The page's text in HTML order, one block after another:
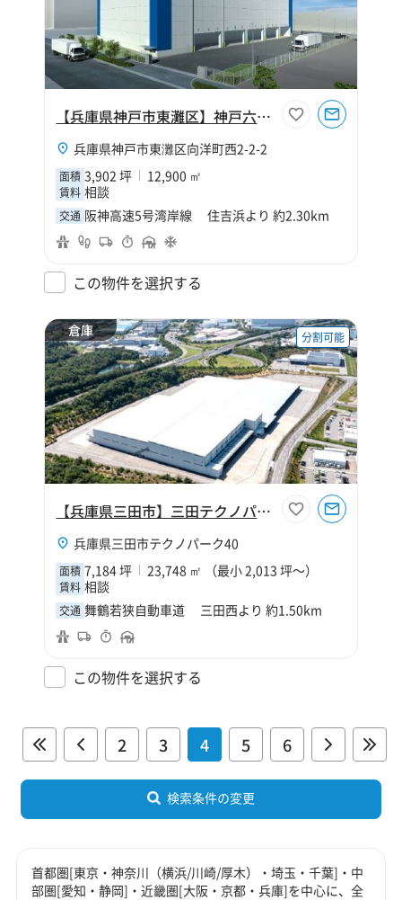
【兵庫県神戸市東灘区】神戸六甲MT Logi Cold
兵庫県神戸市東灘区向洋町西2-2-2
面積 3,902 坪 12,900 ㎡
賃料 相談
交通 阪神高速5号湾岸線 住吉浜より 約2.30km
この物件を選択する
倉庫 分割可能
【兵庫県三田市】三田テクノパーク物流センター
兵庫県三田市テクノパーク40
面積 7,184 坪 23,748 ㎡ （最小 2,013 坪～）
賃料 相談
交通 舞鶴若狭自動車道 三田西より 約1.50km
この物件を選択する
2 3 4 5 6
検索条件の変更
首都圏[東京・神奈川（横浜/川崎/厚木）・埼玉・千葉]・中
部圏[愛知・静岡]・近畿圏[大阪・京都・兵庫]を中心に、全